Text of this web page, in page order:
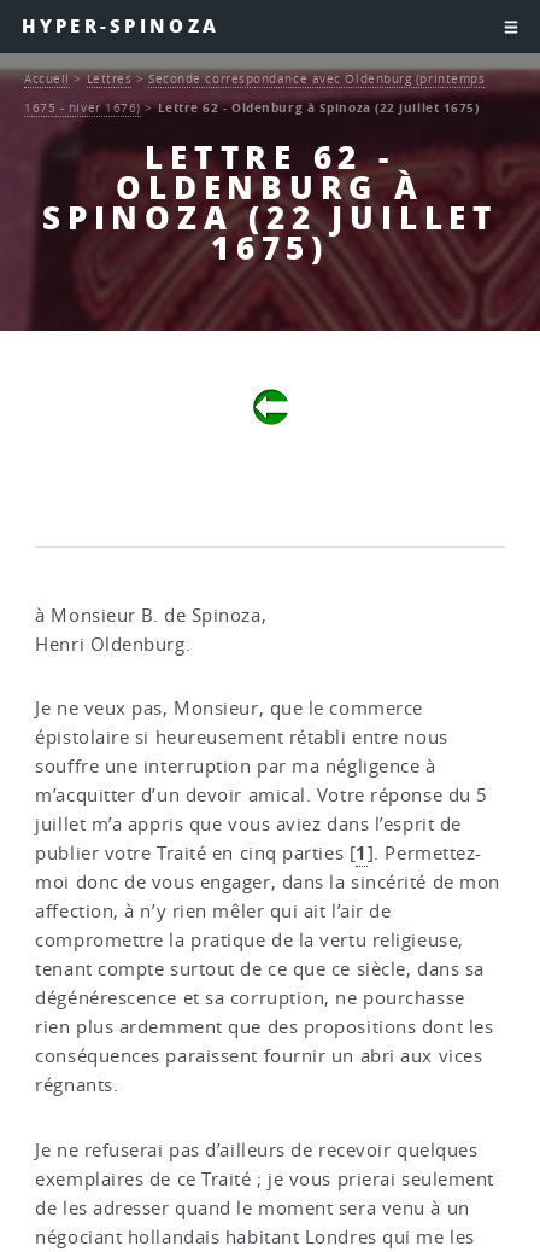
HYPER-SPINOZA
LETTRE 62 -
OLDENBURG À
SPINOZA (22 JUILLET
1675)
Accueil>Lettres>Seconde correspondance avec Oldenburg (printemps
1675 - hiver 1676)>Lettre 62 - Oldenburg à Spinoza (22 juillet 1675)
à Monsieur B. de Spinoza,
Henri Oldenburg.
Je ne veux pas, Monsieur, que le commerce
épistolaire si heureusement rétabli entre nous
souffre une interruption par ma négligence à
m’acquitter d’un devoir amical. Votre réponse du 5
juillet m’a appris que vous aviez dans l’esprit de
publier votre Traité en cinq parties [1]. Permettez-
moi donc de vous engager, dans la sincérité de mon
affection, à n’y rien mêler qui ait l’air de
compromettre la pratique de la vertu religieuse,
tenant compte surtout de ce que ce siècle, dans sa
dégénérescence et sa corruption, ne pourchasse
rien plus ardemment que des propositions dont les
conséquences paraissent fournir un abri aux vices
régnants.
Je ne refuserai pas d’ailleurs de recevoir quelques
exemplaires de ce Traité ; je vous prierai seulement
de les adresser quand le moment sera venu à un
négociant hollandais habitant Londres qui me les